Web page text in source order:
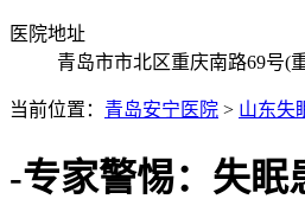
医院地址
青岛市市北区重庆南路69号(
当前位置： 青岛安宁医院 > 山东失
-专家警惕：失眠